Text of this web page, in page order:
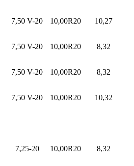
7,50 V-20 10,00R20 10,27
7,50 V-20 10,00R20 8,32
7,50 V-20 10,00R20 8,32
7,50 V-20 10,00R20 10,32
7,25-20 10,00R20 8,32